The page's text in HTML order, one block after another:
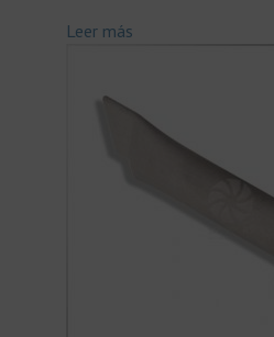
Leer más